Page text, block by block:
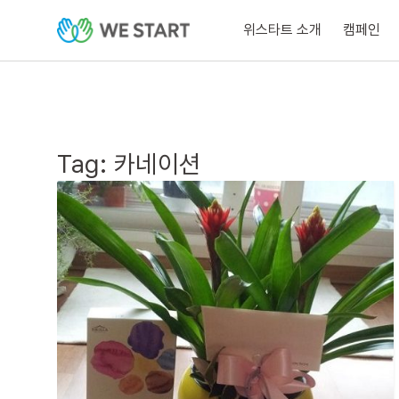
위스타트 소개 캠페인
Tag: 카네이션